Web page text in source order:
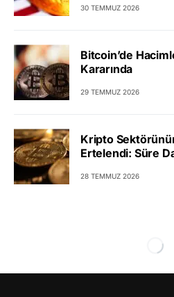
30 TEMMUZ 2026
Bitcoin’de
Kararında
29 TEMMUZ 2026
Kripto
Ertelendi: Süre
28 TEMMUZ 2026